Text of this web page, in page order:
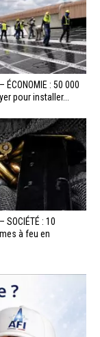
ÉCONOMIE : 50 000
pour installer...
SOCIÉTÉ : 10
à feu en